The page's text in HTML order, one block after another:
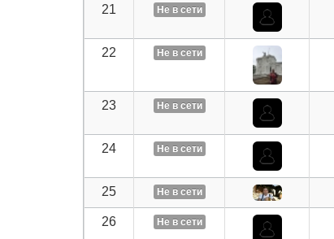
21 Не в сети
22 Не в сети
23 Не в сети
24 Не в сети
25 Не в сети
26 Не в сети